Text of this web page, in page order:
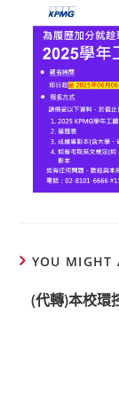
YOU MIGHT
(代轉)本校環